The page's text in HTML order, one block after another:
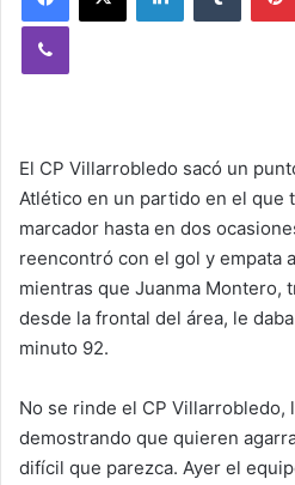
El CP Villarrobledo sacó un
Atlético en un partido en el que
marcador hasta en dos
reencontró con el gol y empata
mientras que Juanma Montero,
desde la frontal del área, le
minuto 92.
No se rinde el CP Villarrobledo,
demostrando que quieren
difícil que parezca. Ayer el